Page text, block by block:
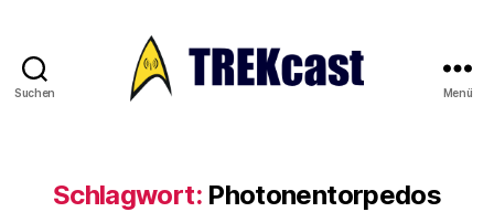
Suchen Menü
Schlagwort: Photonentorpedos